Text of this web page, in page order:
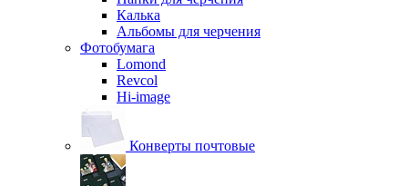
Калька
Альбомы для черчения
Фотобумага
Lomond
Revcol
Hi-image
Конверты почтовые